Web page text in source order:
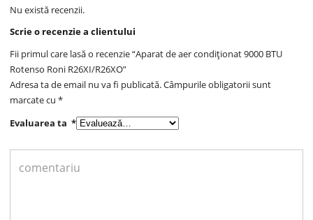
Nu există recenzii.
Scrie o recenzie a clientului
Fii primul care lasă o recenzie “Aparat de aer condiționat 9000 BTU
Rotenso Roni R26XI/R26XO”
Adresa ta de email nu va fi publicată.Câmpurile obligatorii sunt
marcate cu*
Evaluarea ta*